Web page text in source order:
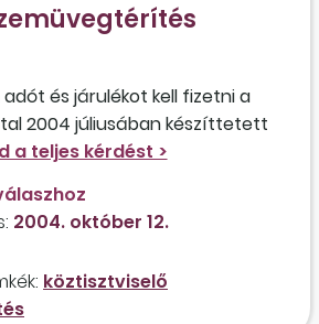
adót és járulékot kell fizetni a
2004 júliusában készíttetett
után abban az esetben, ha a
szól?
2004. október 12.
köztisztviselő